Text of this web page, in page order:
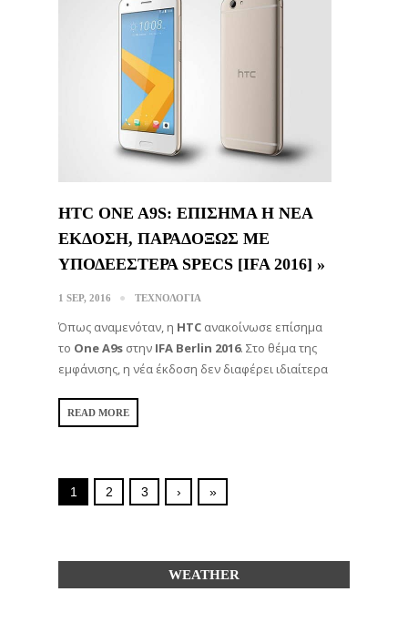
HTC ONE A9S: ΕΠΙΣΗΜΑ Η ΝΕΑ
ΕΚΔΟΣΗ, ΠΑΡΑΔΟΞΩΣ ΜΕ
ΥΠΟΔΕΕΣΤΕΡΑ SPECS [IFA 2016] »
1 SEP, 2016 ΤΕΧΝΟΛΟΓΙΑ
Όπως αναμενόταν, η HTC ανακοίνωσε επίσημα
το One A9s στην IFA Berlin 2016. Στο θέμα της
εμφάνισης, η νέα έκδοση δεν διαφέρει ιδιαίτερα
READ MORE
1 2 3 › »
WEATHER